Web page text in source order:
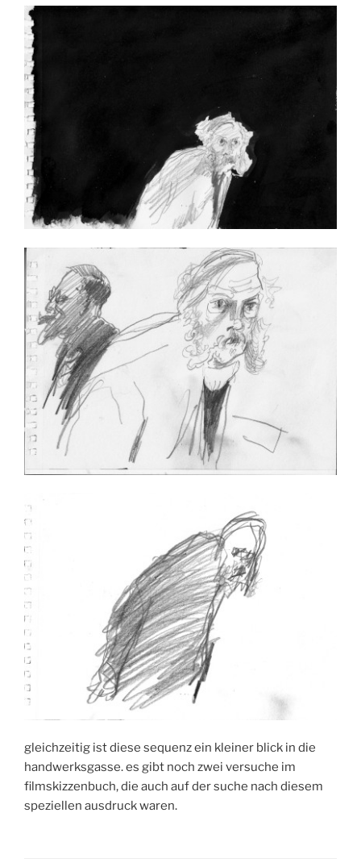
gleichzeitig ist diese sequenz ein kleiner blick in die
handwerksgasse. es gibt noch zwei versuche im
filmskizzenbuch, die auch auf der suche nach diesem
speziellen ausdruck waren.